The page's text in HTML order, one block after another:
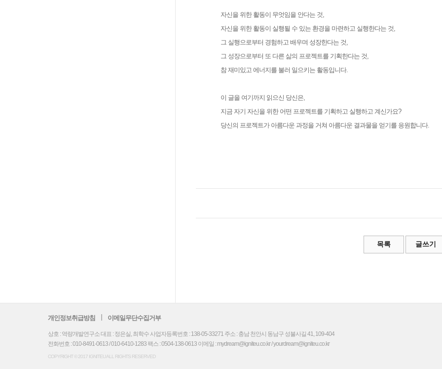
자신을 위한 활동이 무엇임을 안다는 것,
자신을 위한 활동이 실행될 수 있는 환경을 마련하고 실행한다는 것,
그 실행으로부터 경험하고 배우며 성장한다는 것,
그 성장으로부터 또 다른 삶의 프로젝트를 기획한다는 것,
참 재미있고 에너지를 불러 일으키는 활동입니다.
이 글을 여기까지 읽으신 당신은,
지금 자기 자신을 위한 어떤 프로젝트를 기획하고 실행하고 계신가요?
당신의 프로젝트가 아름다운 과정을 거쳐 아름다운 결과물을 얻기를 응원합니다.
개인정보취급방침 이메일무단수집거부
상호 : 역량개발연구소 대표 : 정은실, 최학수 사업자등록번호 : 138-05-33271 주소 : 충남 천안시 동남구 성불사길 41, 109-404
전화번호 : 010-8491-0613 / 010-6410-1283 팩스 : 0504-138-0613 이메일 : mydream@igniteu.co.kr / yourdream@igniteu.co.kr
COPYRIGHT © 2017 IGNITEU ALL RIGHTS RESERVED